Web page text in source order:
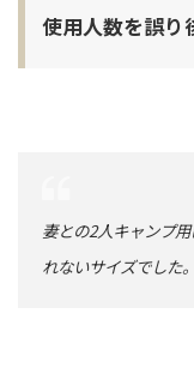
使用人数を誤り
妻との2人キャンプ
れないサイズでした。